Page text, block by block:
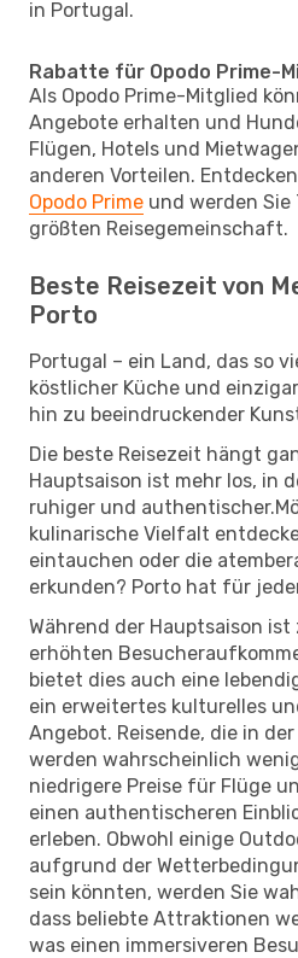
in Portugal.
Rabatte für Opodo Prime-
Als Opodo Prime-Mitglied
Angebote erhalten und
Flügen, Hotels und
anderen Vorteilen.
Opodo Prime und werden
größten Reisegemeinschaft.
Beste Reisezeit von
Porto
Portugal – ein Land, das so
köstlicher Küche und
hin zu beeindruckender
Die beste Reisezeit hängt
Hauptsaison ist mehr los, in
ruhiger und
kulinarische Vielfalt
eintauchen oder die
erkunden? Porto hat für
Während der Hauptsaison
erhöhten
bietet dies auch eine
ein erweitertes kulturelles
Angebot. Reisende, die in
werden wahrscheinlich
niedrigere Preise für Flüge
einen authentischeren
erleben. Obwohl einige
aufgrund der
sein könnten, werden Sie
dass beliebte Attraktionen
was einen immersiveren